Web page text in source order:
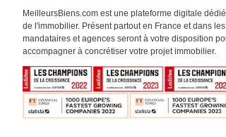
MeilleursBiens.com est une plateforme digitale
de l'immobilier. Présent partout en France et dans
mandataires et agences seront à votre disposition
accompagner à concrétiser votre projet immobilier.